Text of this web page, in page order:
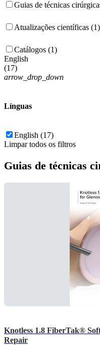
Guias de técnicas
Atualizações científicas (1)
Catálogos (1)
English
(17)
arrow_drop_down
Línguas
English (17)
Limpar todos os filtros
Guias de técnicas
Knotless 1.8 FiberTak®
Repair